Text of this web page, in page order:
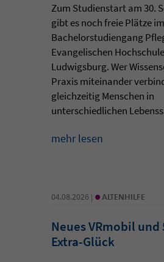
Zum Studienstart am 30.
gibt es noch freie Plätze im
Bachelorstudiengang
Evangelischen Hochschule
Ludwigsburg. Wer
Praxis miteinander
gleichzeitig Menschen in
unterschiedlichen
mehr lesen
04.08.2026 | • ALTENHILFE
Neues VRmobil und
Extra-Glück